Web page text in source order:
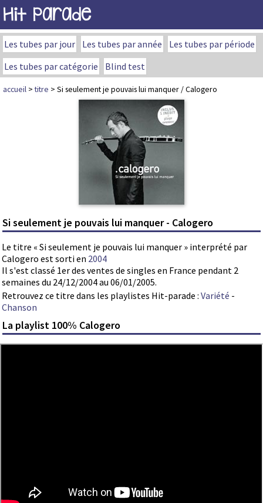
Hit Parade
Les tubes par jour Les tubes par année
Les tubes par période
Les tubes par catégorie
Blind test
accueil >titre > Si seulement je pouvais lui manquer / Calogero
Si seulement je pouvais lui manquer - Calogero
Le titre « Si seulement je pouvais lui manquer » interprété par
Calogero est sorti en 2004
Il s'est classé 1er des ventes de singles en France pendant 2
semaines du 24/12/2004 au 06/01/2005.
Retrouvez ce titre dans les playlistes Hit-parade : Variété -
Chanson
La playlist 100% Calogero